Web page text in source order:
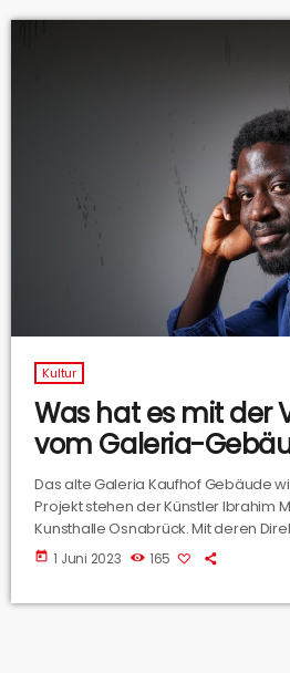
Auszeichnung "FairTrade-Town" zu
Kultur
Was hat es mit der
vom Galeria-
Das alte Galeria Kaufhof Gebäude
Projekt stehen der Künstler Ibrahim
Kunsthalle Osnabrück. Mit deren
Schickedanz haben wir gesprochen.
Manama/Kunsthalle Osnabrück
today 1 Juni 2023 165